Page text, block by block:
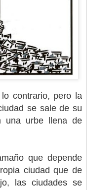
contrario, pero la
se sale de su
una urbe llena de
que depende
ciudad que de
las ciudades se